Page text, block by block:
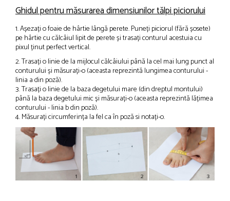
Ghidul pentru măsurarea dimensiunilor tălpi piciorului
1. Așezați o foaie de hârtie lângă perete. Puneți piciorul (fără șosete)
pe hârtie cu călcâiul lipit de perete și trasați conturul acestuia cu
pixul ținut perfect vertical.
2. Trasați o linie de la mijlocul călcâiului până la cel mai lung punct al
conturului și măsurați-o (aceasta reprezintă lungimea conturului -
linia a din poză).
3. Trasați o linie de la baza degetului mare (din dreptul montului)
până la baza degetului mic și măsurați-o (aceasta reprezintă lățimea
conturului - linia b din poză).
4. Măsurați circumferința la fel ca în poză si notați-o.